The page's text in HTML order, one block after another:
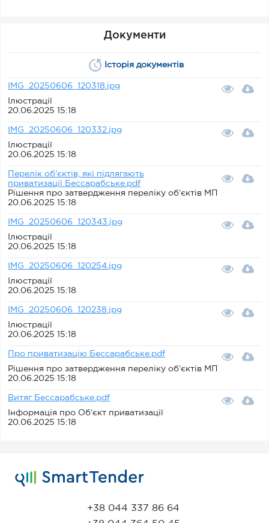
Документи
Історія документів
IMG_20250606_120318.jpg
Ілюстрації
20.06.2025 15:18
IMG_20250606_120332.jpg
Ілюстрації
20.06.2025 15:18
Перелік об'єктів, які підлягають
приватизації Бессарабське.pdf
Рішення про затвердження переліку об’єктів МП
20.06.2025 15:18
IMG_20250606_120343.jpg
Ілюстрації
20.06.2025 15:18
IMG_20250606_120254.jpg
Ілюстрації
20.06.2025 15:18
IMG_20250606_120238.jpg
Ілюстрації
20.06.2025 15:18
Про приватизацію Бессарабське.pdf
Рішення про затвердження переліку об’єктів МП
20.06.2025 15:18
Витяг Бессарабське.pdf
Інформація про Об’єкт приватизації
20.06.2025 15:18
+38 044 337 86 64